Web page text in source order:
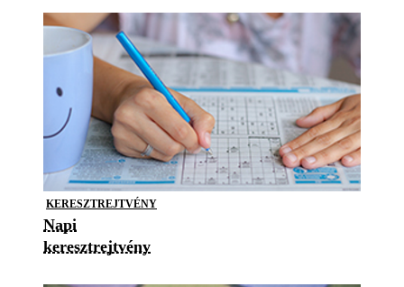
KERESZTREJTVÉNY
Napi
keresztrejtvény